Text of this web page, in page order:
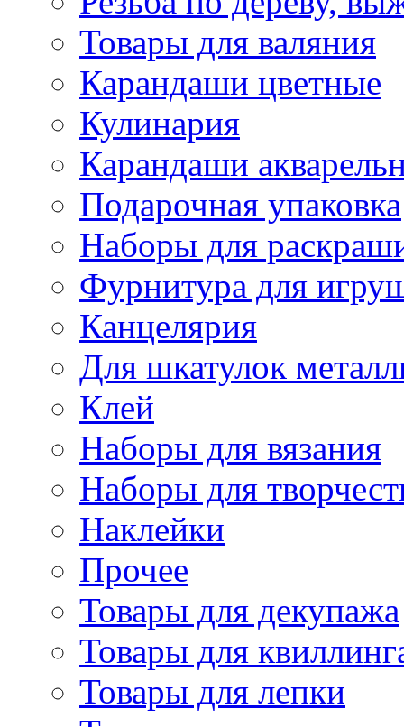
Товары для валяния
Карандаши цветные
Кулинария
Карандаши
Подарочная упаковка
Наборы для
Фурнитура для
Канцелярия
Для шкатулок
Клей
Наборы для вязания
Наборы для
Наклейки
Прочее
Товары для декупажа
Товары для
Товары для лепки